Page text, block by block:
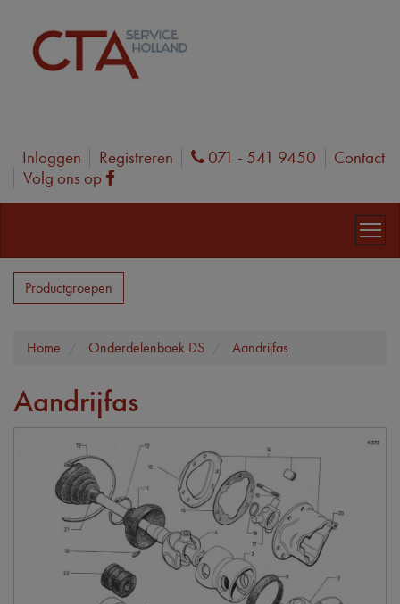
Inloggen Registreren Phone
071 - 541 9450
Contact
Volg ons op
Facebook
Productgroepen
Home Onderdelenboek DS Aandrijfas
Aandrijfas